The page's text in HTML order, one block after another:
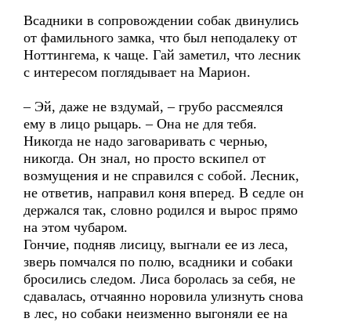
Всадники в сопровождении собак двинулись
от фамильного замка, что был неподалеку от
Ноттингема, к чаще. Гай заметил, что лесник
с интересом поглядывает на Марион.
– Эй, даже не вздумай, – грубо рассмеялся
ему в лицо рыцарь. – Она не для тебя.
Никогда не надо заговаривать с чернью,
никогда. Он знал, но просто вскипел от
возмущения и не справился с собой. Лесник,
не ответив, направил коня вперед. В седле он
держался так, словно родился и вырос прямо
на этом чубаром.
Гончие, подняв лисицу, выгнали ее из леса,
зверь помчался по полю, всадники и собаки
бросились следом. Лиса боролась за себя, не
сдавалась, отчаянно норовила улизнуть снова
в лес, но собаки неизменно выгоняли ее на